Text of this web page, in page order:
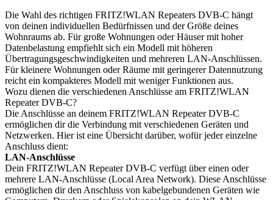
Die Wahl des richtigen FRITZ!WLAN Repeaters DVB-C hängt
von deinen individuellen Bedürfnissen und der Größe deines
Wohnraums ab. Für große Wohnungen oder Häuser mit hoher
Datenbelastung empfiehlt sich ein Modell mit höheren
Übertragungsgeschwindigkeiten und mehreren LAN-Anschlüssen.
Für kleinere Wohnungen oder Räume mit geringerer Datennutzung
reicht ein kompakteres Modell mit weniger Funktionen aus.
Wozu dienen die verschiedenen Anschlüsse am FRITZ!WLAN
Repeater DVB-C?
Die Anschlüsse an deinem FRITZ!WLAN Repeater DVB-C
ermöglichen dir die Verbindung mit verschiedenen Geräten und
Netzwerken. Hier ist eine Übersicht darüber, wofür jeder einzelne
Anschluss dient:
LAN-Anschlüsse
Dein FRITZ!WLAN Repeater DVB-C verfügt über einen oder
mehrere LAN-Anschlüsse (Local Area Network). Diese Anschlüsse
ermöglichen dir den Anschluss von kabelgebundenen Geräten wie